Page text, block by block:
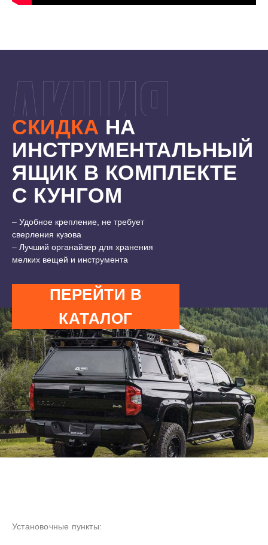
7500 ₽ 11000 ₽
СКИДКА НА
ИНСТРУМЕНТАЛЬНЫЙ
ЯЩИК В КОМПЛЕКТЕ
С КУНГОМ
– Удобное крепление, не требует
сверления кузова
– Лучший органайзер для хранения
мелких вещей и инструмента
ПЕРЕЙТИ В
КАТАЛОГ
Установочные пункты: